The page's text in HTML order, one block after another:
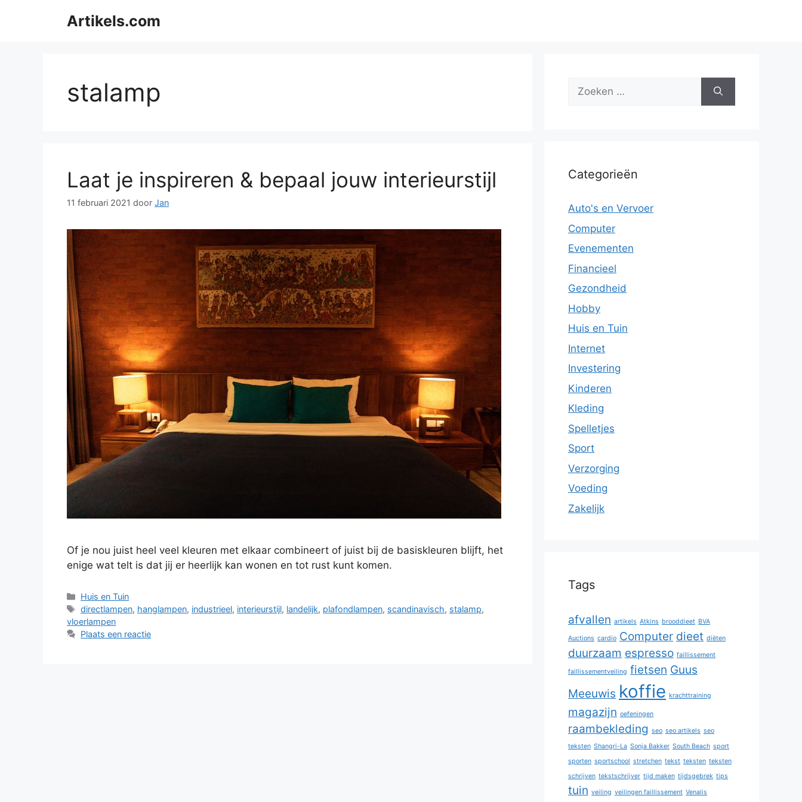
Artikels.com
stalamp
Laat je inspireren & bepaal jouw interieurstijl
11 februari 2021 door Jan
Of je nou juist heel veel kleuren met elkaar combineert of juist bij de basiskleuren blijft, het
enige wat telt is dat jij er heerlijk kan wonen en tot rust kunt komen.
Categorieën
Huis en Tuin
Tags
directlampen, hanglampen, industrieel, interieurstijl, landelijk, plafondlampen, scandinavisch, stalamp,
vloerlampen
Plaats een reactie
Zoek
Categorieën
Auto's en Vervoer
Computer
Evenementen
Financieel
Gezondheid
Hobby
Huis en Tuin
Internet
Investering
Kinderen
Kleding
Spelletjes
Sport
Verzorging
Voeding
Zakelijk
Tags
afvallen artikels Atkins brooddieet BVA
Auctions cardio Computer dieet diëten
duurzaam espresso faillissement
faillissementveiling fietsen Guus
Meeuwis koffie krachttraining
magazijn oefeningen
raambekleding seo seo artikels seo
teksten Shangri-La Sonja Bakker South Beach sport
sporten sportschool stretchen tekst teksten teksten
schrijven tekstschrijver tijd maken tijdsgebrek tips
tuin veiling veilingen faillissement Venalis